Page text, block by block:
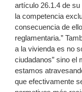
artículo 26.1.4 de
la competencia
consecuencia de
reglamentaria.”
a la vivienda es no
ciudadanos” sino el
estamos
que efectivamente